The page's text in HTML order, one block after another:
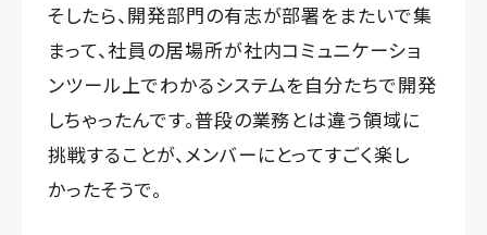
そしたら、開発部門の有志が部署をまたいで集
まって、社員の居場所が社内コミュニケーショ
ンツール上でわかるシステムを自分たちで開発
しちゃったんです。普段の業務とは違う領域に
挑戦することが、メンバーにとってすごく楽し
かったそうで。